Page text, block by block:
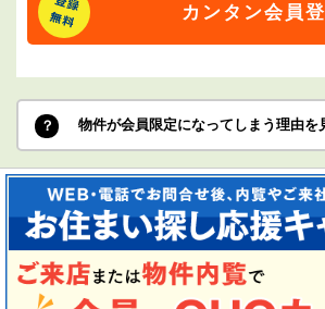
カンタン会員
物件が会員限定になってしまう理由を